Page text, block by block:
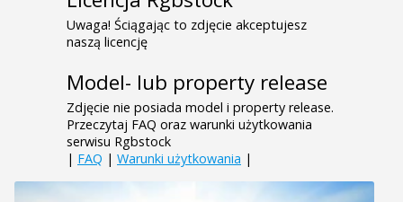
Uwaga! Ściągając to zdjęcie akceptujesz
naszą licencję
Model- lub property release
Zdjęcie nie posiada model i property release.
Przeczytaj FAQ oraz warunki użytkowania
serwisu Rgbstock
| FAQ | Warunki użytkowania |